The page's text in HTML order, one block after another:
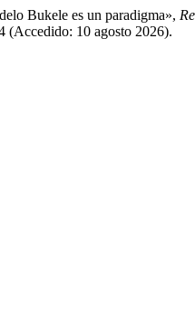
Bukele es un paradigma»,
(Accedido: 10 agosto 2026).